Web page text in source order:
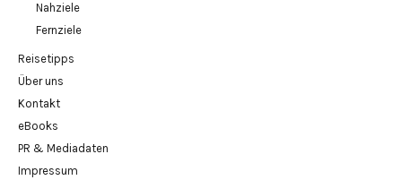
Nahziele
Fernziele
Reisetipps
Über uns
Kontakt
eBooks
PR & Mediadaten
Impressum